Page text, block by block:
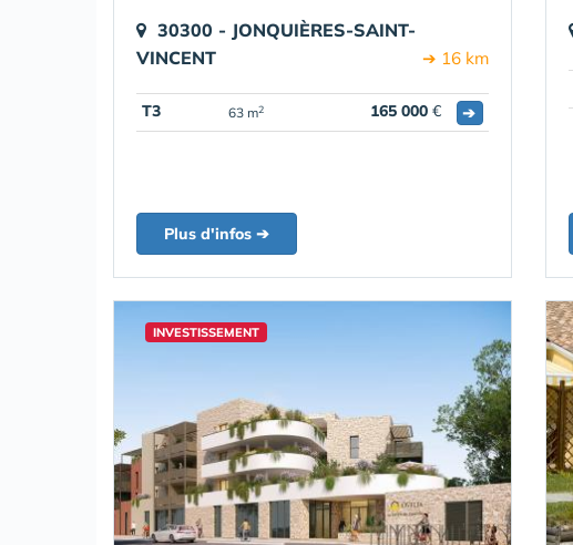
30300 - JONQUIÈRES-SAINT-
VINCENT
➔ 16 km
T3 63 m2 165 000 € ➔
Plus d'infos ➔
INVESTISSEMENT